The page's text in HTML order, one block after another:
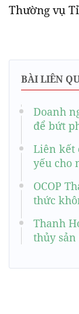
Thường vụ
BÀI LIÊN
Doanh
để bứt
Liên kết
yếu cho
OCOP
thức
Thanh
thủy